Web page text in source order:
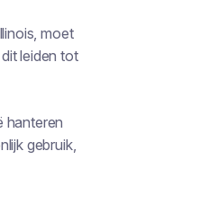
moet
leiden tot
hanteren
gebruik,